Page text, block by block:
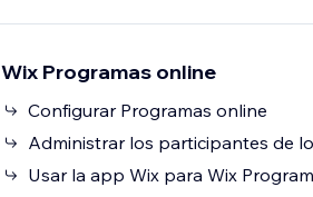
Wix Programas online
Configurar Programas online